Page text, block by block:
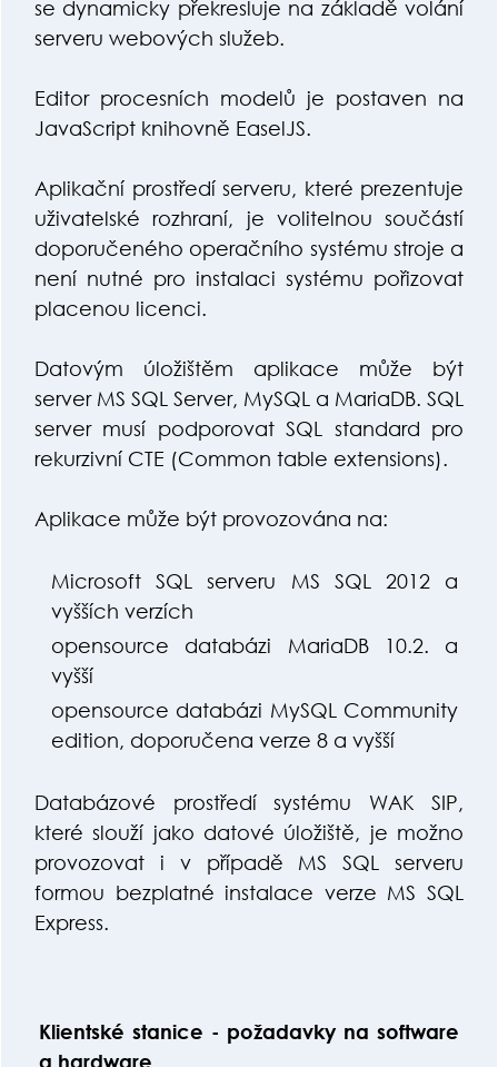
se dynamicky překresluje na základě volání
serveru webových služeb.
Editor procesních modelů je postaven na
JavaScript knihovně EaselJS.
Aplikační prostředí serveru, které prezentuje
uživatelské rozhraní, je volitelnou součástí
doporučeného operačního systému stroje a
není nutné pro instalaci systému pořizovat
placenou licenci.
Datovým úložištěm aplikace může být
server MS SQL Server, MySQL a MariaDB. SQL
server musí podporovat SQL standard pro
rekurzivní CTE (Common table extensions).
Aplikace může být provozována na:
Microsoft SQL serveru MS SQL 2012 a
vyšších verzích
opensource databázi MariaDB 10.2. a
vyšší
opensource databázi MySQL Community
edition, doporučena verze 8 a vyšší
Databázové prostředí systému WAK SIP,
které slouží jako datové úložiště, je možno
provozovat i v případě MS SQL serveru
formou bezplatné instalace verze MS SQL
Express.
Klientské stanice - požadavky na software
a hardware